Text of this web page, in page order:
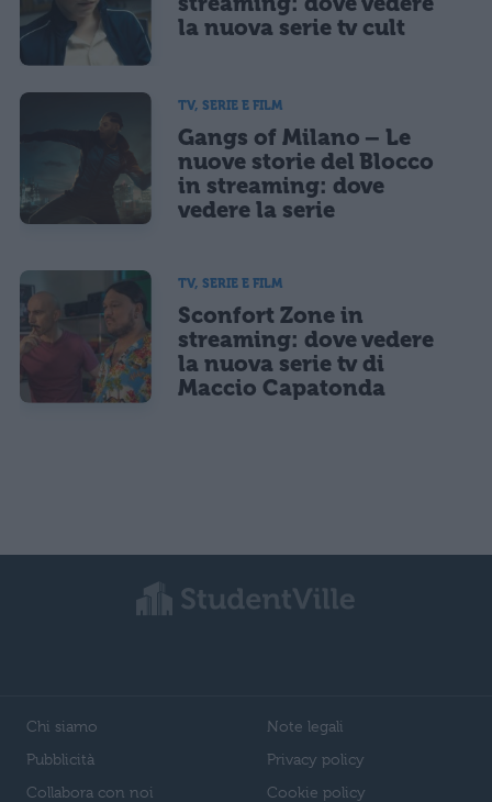
la nuova serie tv cult
TV, SERIE E FILM
Gangs of Milano – Le
nuove storie del Blocco
in streaming: dove
vedere la serie
TV, SERIE E FILM
Sconfort Zone in
streaming: dove vedere
la nuova serie tv di
Maccio Capatonda
Chi siamo
Pubblicità
Collabora con noi
Note legali
Privacy policy
Cookie policy